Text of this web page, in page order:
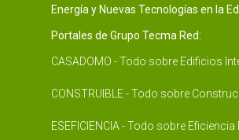
Energía y Nuevas Tecnologías en la
Portales de Grupo Tecma Red:
CASADOMO - Todo sobre Edificios
CONSTRUIBLE - Todo sobre
ESEFICIENCIA - Todo sobre Eficiencia